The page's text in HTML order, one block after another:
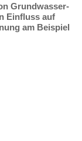
Grundwasser-
Einfluss auf
am Beispiel